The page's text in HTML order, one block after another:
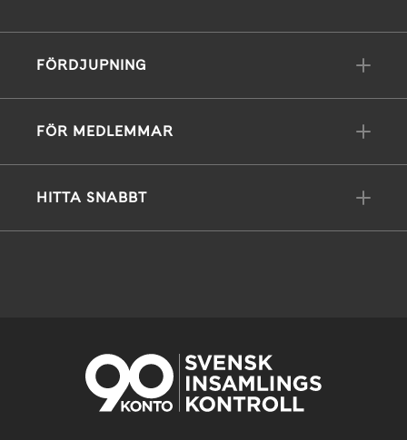
FÖRDJUPNING
FÖR MEDLEMMAR
HITTA SNABBT